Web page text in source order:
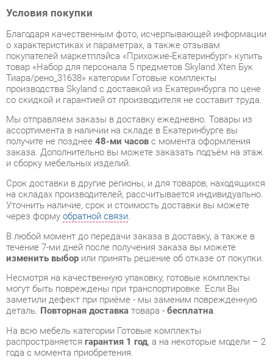
покупателей маркетплэйса «Прихожие-Екатеринбург» купить
Тиара/рено_31638» категории Готовые комплекты
производства Skyland с доставкой из Екатеринбурга по цене
со скидкой и гарантией от производителя не составит труда.
Мы отправляем заказы в доставку ежедневно. Товары из
ассортимента в наличии на складе в Екатеринбурге вы
получите не позднее48-ми часовс момента оформления
заказа. Дополнительно вы можете заказать подъём на этаж
и сборку мебельных изделий.
Срок доставки в другие регионы, и для товаров, находящихся
на складах производителей, рассчитывается индивидуально.
Уточнить наличие, срок и стоимость доставки вы можете
через формуобратной связи.
В любой момент до передачи заказа в доставку, а также в
течение 7-ми дней после получения заказа вы можете
изменить выборили принять решение об отказе от покупки.
могут быть повреждены при транспортировке. Если Вы
заметили дефект при приёме - мы заменим поврежденную
деталь.Повторная доставкатовара -бесплатна.
На всю мебель категории Готовые комплекты
распространяетсягарантия 1 год, а на некоторые модели – 2
года с момента приобретения.
Набор для персонала 5 предметов Skyland Xten Бук Тиара/
рено_31638- это качественное изделие производства
Skyland, соответствующее современному государственному
стандарту.